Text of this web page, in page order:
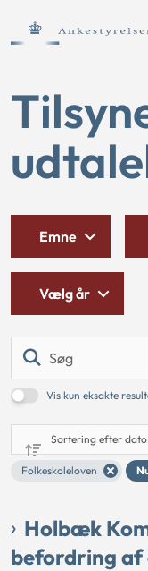
Vis kun eksakte
Folkeskoleloven
Emne
Vælg år
Holbæk
befordring af